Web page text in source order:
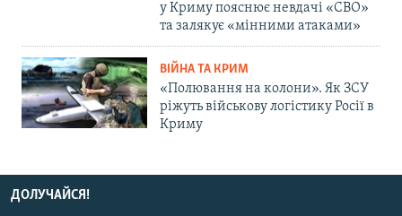
у Криму пояснює невдачі «СВО»
та залякує «мінними атаками»
ВІЙНА ТА КРИМ
«Полювання на колони». Як ЗСУ
ріжуть військову логістику Росії в
Криму
ДОЛУЧАЙСЯ!